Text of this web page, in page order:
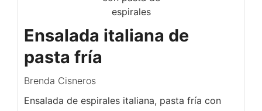
Ensalada italiana de
pasta fría
Brenda Cisneros
Ensalada de espirales italiana, pasta fría con